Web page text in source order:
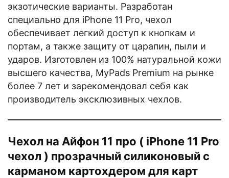
экзотические варианты. Разработан
специально для iPhone 11 Pro, чехол
обеспечивает легкий доступ к кнопкам и
портам, а также защиту от царапин, пыли и
ударов. Изготовлен из 100% натуральной кожи
высшего качества, MyPads Premium на рынке
более 7 лет и зарекомендовал себя как
производитель эксклюзивных чехлов.
Чехол на Айфон 11 про ( iPhone 11 Pro
чехол ) прозрачный силиконовый с
карманом картохдером для карт